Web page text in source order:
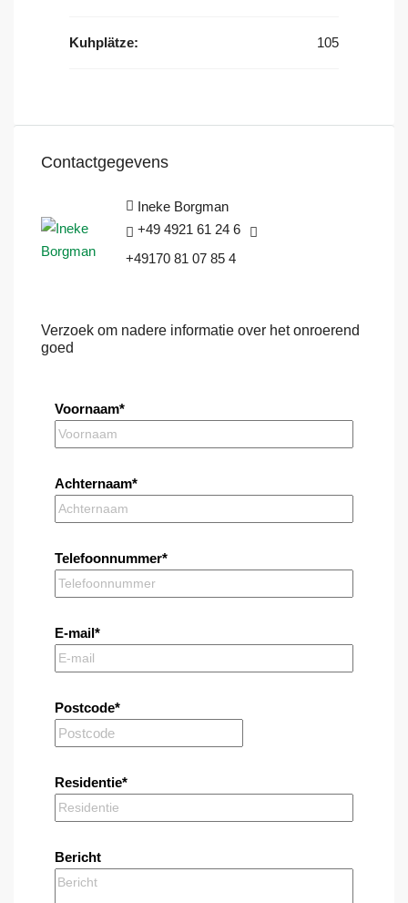
Kuhplätze: 105
Contactgegevens
Ineke Borgman
+49 4921 61 24 6
+49170 81 07 85 4
Verzoek om nadere informatie over het onroerend
goed
Voornaam*
Achternaam*
Telefoonnummer*
E-mail*
Postcode*
Residentie*
Bericht